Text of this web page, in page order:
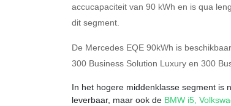
accucapaciteit van 90 kWh en is qua
dit segment.
De Mercedes EQE 90kWh is
300 Business Solution Luxury en 300
In het hogere middenklasse segment is
leverbaar, maar ook de BMW i5,